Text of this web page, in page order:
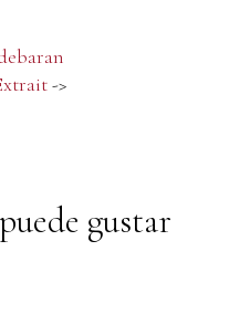
->
gustar